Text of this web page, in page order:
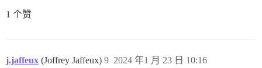
1 个赞
j.jaffeux (Joffrey Jaffeux) 2024 年1 月 23 日 10:16
9